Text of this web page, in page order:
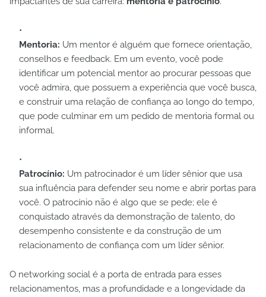
Mentoria: Um mentor é alguém que fornece orientação,
conselhos e feedback. Em um evento, você pode
identificar um potencial mentor ao procurar pessoas que
você admira, que possuem a experiência que você busca,
e construir uma relação de confiança ao longo do tempo,
que pode culminar em um pedido de mentoria formal ou
informal.
Patrocínio: Um patrocinador é um líder sênior que usa
sua influência para defender seu nome e abrir portas para
você. O patrocínio não é algo que se pede; ele é
conquistado através da demonstração de talento, do
desempenho consistente e da construção de um
relacionamento de confiança com um líder sênior.
O networking social é a porta de entrada para esses
relacionamentos, mas a profundidade e a longevidade da